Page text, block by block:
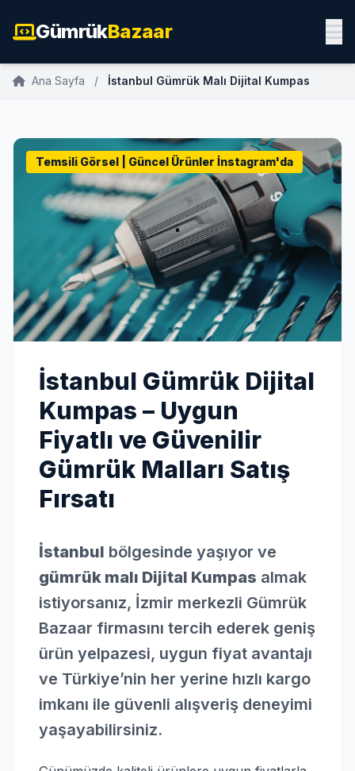
GümrükBazaar
Ana Sayfa / İstanbul Gümrük Malı Dijital Kumpas
Temsili Görsel | Güncel Ürünler İnstagram'da
İstanbul Gümrük Dijital
Kumpas – Uygun
Fiyatlı ve Güvenilir
Gümrük Malları Satış
Fırsatı
İstanbul bölgesinde yaşıyor ve
gümrük malı Dijital Kumpas almak
istiyorsanız, İzmir merkezli Gümrük
Bazaar firmasını tercih ederek geniş
ürün yelpazesi, uygun fiyat avantajı
ve Türkiye’nin her yerine hızlı kargo
imkanı ile güvenli alışveriş deneyimi
yaşayabilirsiniz.